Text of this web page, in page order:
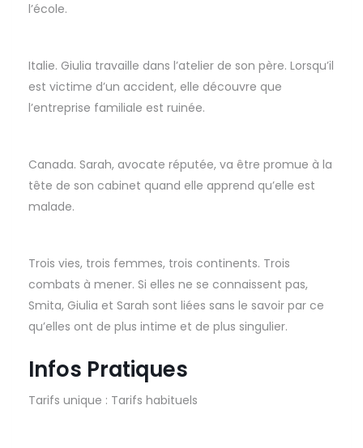
l’école.
Italie. Giulia travaille dans l’atelier de son père. Lorsqu’il
est victime d’un accident, elle découvre que
l’entreprise familiale est ruinée.
Canada. Sarah, avocate réputée, va être promue à la
tête de son cabinet quand elle apprend qu’elle est
malade.
Trois vies, trois femmes, trois continents. Trois
combats à mener. Si elles ne se connaissent pas,
Smita, Giulia et Sarah sont liées sans le savoir par ce
qu’elles ont de plus intime et de plus singulier.
Infos Pratiques
Tarifs unique : Tarifs habituels